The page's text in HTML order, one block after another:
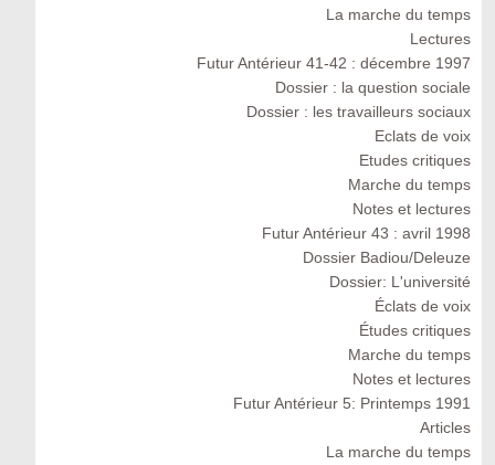
La marche du temps
Lectures
Futur Antérieur 41-42 : décembre 1997
Dossier : la question sociale
Dossier : les travailleurs sociaux
Eclats de voix
Etudes critiques
Marche du temps
Notes et lectures
Futur Antérieur 43 : avril 1998
Dossier Badiou/Deleuze
Dossier: L'université
Éclats de voix
Études critiques
Marche du temps
Notes et lectures
Futur Antérieur 5: Printemps 1991
Articles
La marche du temps